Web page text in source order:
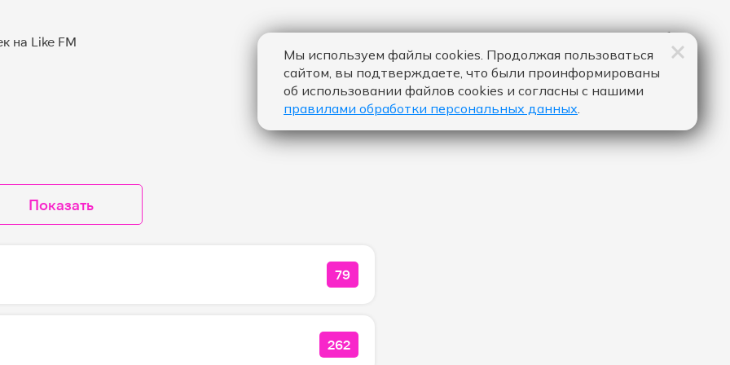
Показать
КОЛИЧЕСТВО ЛАЙКОВ ЗА "FORGET YOU - FAST BOY FEAT.
79
КОЛИЧЕСТВО ЛАЙКОВ ЗА "ЭГОИСТ - GOARTUR":
262
Мы используем файлы cookies. Продолжая пользоваться
сайтом, вы подтверждаете, что были проинформированы
об использовании файлов cookies и согласны с нашими
правилами обработки персональных данных.